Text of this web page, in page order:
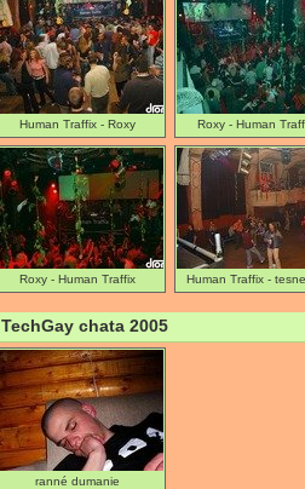
Human Traffix - Roxy Roxy - Human
Roxy - Human Traffix
Human Traffix -
TechGay chata 2005
ranné dumanie